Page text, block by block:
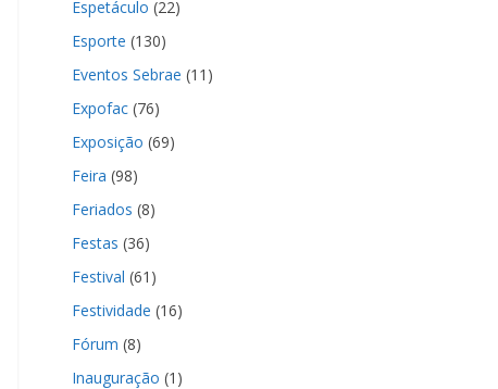
Espetáculo (22)
Esporte (130)
Eventos Sebrae (11)
Expofac (76)
Exposição (69)
Feira (98)
Feriados (8)
Festas (36)
Festival (61)
Festividade (16)
Fórum (8)
Inauguração (1)